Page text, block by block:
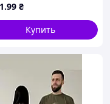
.99 ₴
Купить